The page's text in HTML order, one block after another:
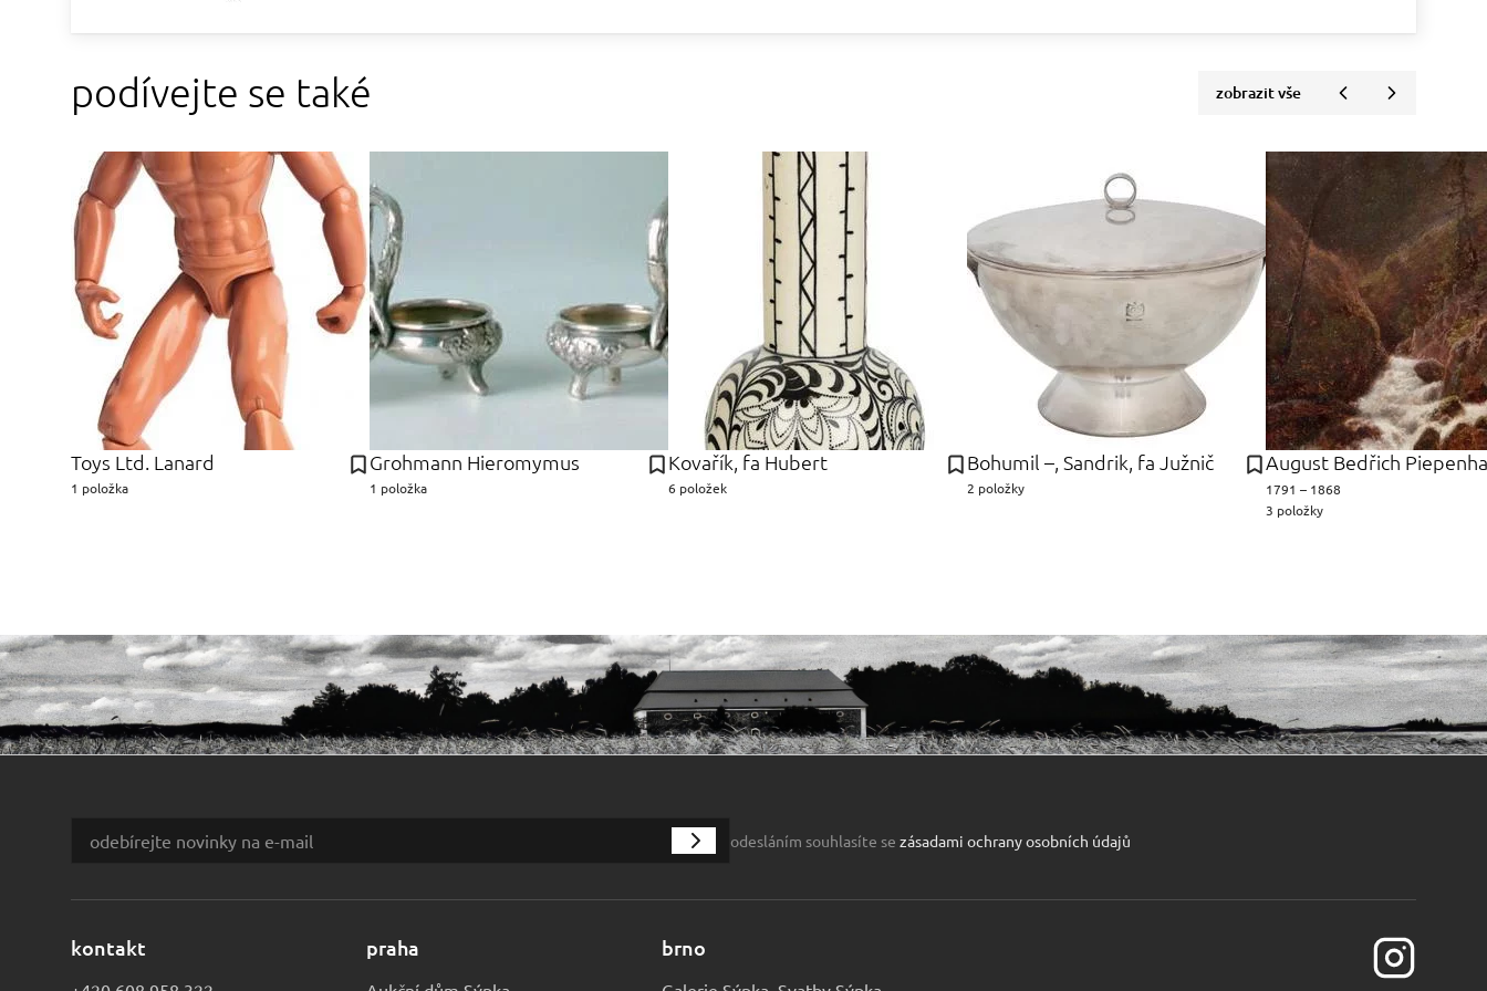
podívejte se také zobrazit vše
Toys Ltd. Lanard
1 položka
Grohmann Hieromymus
1 položka
Kovařík, fa Hubert
6 položek
Bohumil –, Sandrik, fa Južnič
2 položky
August Bedřich
1791 – 1868
3 položky
odesláním souhlasíte se zásadami ochrany osobních údajů
kontakt praha brno